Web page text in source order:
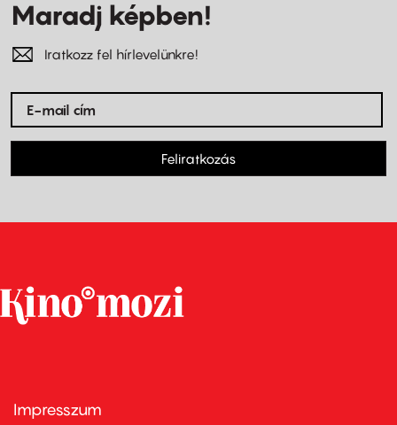
Maradj képben!
Iratkozz fel hírlevelünkre!
Feliratkozás
Footer
Impresszum